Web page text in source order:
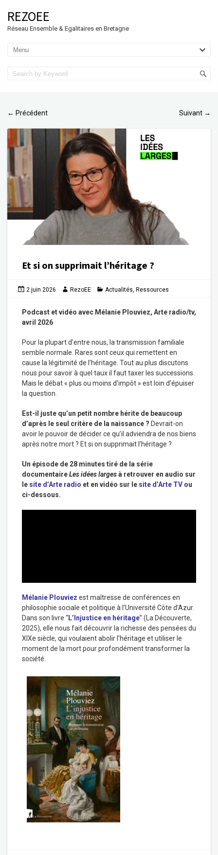
REZOEE
Réseau Ensemble & Egalitaires en Bretagne
← Précédent Suivant →
Et si on supprimait l’héritage ?
2 juin 2026 RezoEE Actualités, Ressources
Podcast et vidéo avec Mélanie Plouviez, Arte radio/tv,
avril 2026
Pour la plupart d’entre nous, la transmission familiale
semble normale. Rares sont ceux qui remettent en
cause la légitimité de l’héritage. Tout au plus discutons
nous pour savoir à quel taux il faut taxer les successions.
Mais le débat « plus ou moins d’impôt » est loin d’épuiser
la question.
Est-il juste qu’un petit nombre hérite de beaucoup
d’après le seul critère de la naissance ? Devrait-on
avoir le pouvoir de décider ce qu’il adviendra de nos biens
après notre mort ? Et si on supprimait l’héritage ?
Un épisode de 28 minutes tiré de la série
documentaireLes idées largesà retrouver en audio sur
le site d’Arte radio et en vidéo sur le site d’Arte TV ou
ci-dessous.
Mélanie Plouviez est maîtresse de conférences en
philosophie sociale et politique à l’Université Côte d’Azur.
Dans son livre “L’Injustice en héritage” (La Découverte,
2025), elle nous fait découvrir la richesse des pensées du
XIXe siècle, qui voulaient abolir l’héritage et utiliser le
moment de la mort pour profondément transformer la
société.